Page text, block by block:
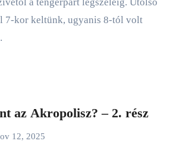
7-kor keltünk, ugyanis 8-tól volt
az Akropolisz? – 2. rész
12, 2025